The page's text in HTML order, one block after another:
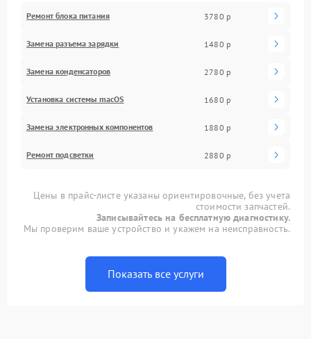
Ремонт блока питания 3780 р
Замена разъема зарядки 1480 р
Замена конденсаторов 2780 р
Установка системы macOS 1680 р
Замена электронных компонентов 1880 р
Ремонт подсветки 2880 р
Цены в прайс-листе указаны ориентировочные, без учета
стоимости запчастей.
Записывайтесь на бесплатную диагностику.
Мы проверим ваше устройство и укажем на неисправность.
Показать все услуги